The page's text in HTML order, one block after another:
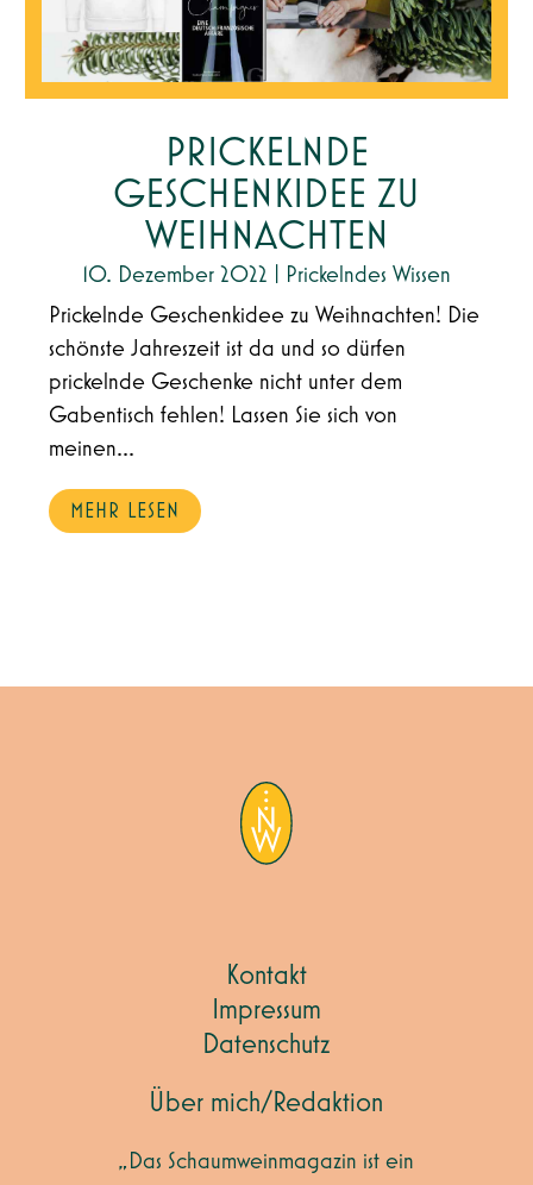
PRICKELNDE
GESCHENKIDEE ZU
WEIHNACHTEN
10. Dezember 2022
Prickelndes Wissen
Prickelnde Geschenkidee zu Weihnachten! Die
schönste Jahreszeit ist da und so dürfen
prickelnde Geschenke nicht unter dem
Gabentisch fehlen! Lassen Sie sich von
meinen...
MEHR LESEN
Kontakt
Impressum
Datenschutz
Über mich/Redaktion
„Das Schaumweinmagazin ist ein